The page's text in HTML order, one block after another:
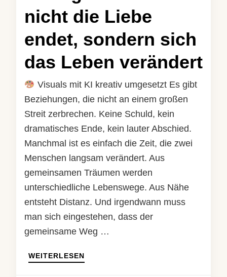
nicht die Liebe
endet, sondern sich
das Leben verändert
Visuals mit KI kreativ umgesetzt Es gibt
Beziehungen, die nicht an einem großen
Streit zerbrechen. Keine Schuld, kein
dramatisches Ende, kein lauter Abschied.
Manchmal ist es einfach die Zeit, die zwei
Menschen langsam verändert. Aus
gemeinsamen Träumen werden
unterschiedliche Lebenswege. Aus Nähe
entsteht Distanz. Und irgendwann muss
man sich eingestehen, dass der
gemeinsame Weg …
WEITERLESEN